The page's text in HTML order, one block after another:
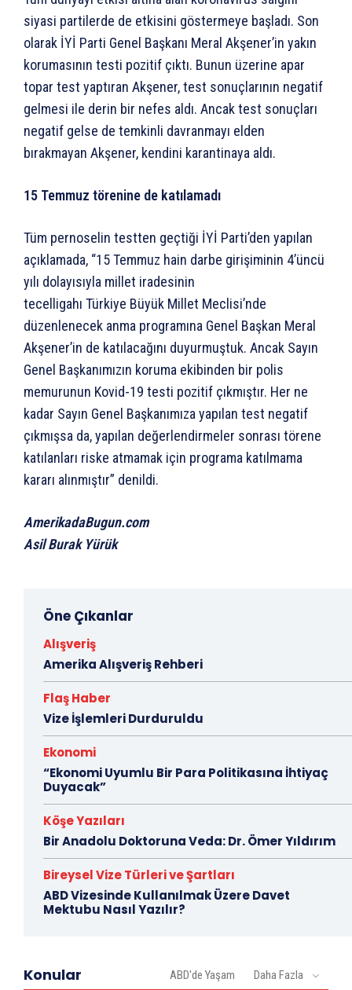
siyasi partilerde de etkisini göstermeye başladı. Son
olarak İYİ Parti Genel Başkanı Meral Akşener’in yakın
korumasının testi pozitif çıktı. Bunun üzerine apar
topar test yaptıran Akşener, test sonuçlarının negatif
gelmesi ile derin bir nefes aldı. Ancak test sonuçları
negatif gelse de temkinli davranmayı elden
bırakmayan Akşener, kendini karantinaya aldı.
15 Temmuz törenine de katılamadı
Tüm pernoselin testten geçtiği İYİ Parti’den yapılan
açıklamada, “15 Temmuz hain darbe girişiminin 4’üncü
yılı dolayısıyla millet iradesinin
tecelligahı Türkiye Büyük Millet Meclisi’nde
düzenlenecek anma programına Genel Başkan Meral
Akşener’in de katılacağını duyurmuştuk. Ancak Sayın
Genel Başkanımızın koruma ekibinden bir polis
memurunun Kovid-19 testi pozitif çıkmıştır. Her ne
kadar Sayın Genel Başkanımıza yapılan test negatif
çıkmışsa da, yapılan değerlendirmeler sonrası törene
katılanları riske atmamak için programa katılmama
kararı alınmıştır” denildi.
AmerikadaBugun.com
Asil Burak Yürük
Öne Çıkanlar
Alışveriş
Amerika Alışveriş Rehberi
Flaş Haber
Vize İşlemleri Durduruldu
Ekonomi
“Ekonomi Uyumlu Bir Para Politikasına İhtiyaç
Duyacak”
Köşe Yazıları
Bir Anadolu Doktoruna Veda: Dr. Ömer Yıldırım
Bireysel Vize Türleri ve Şartları
ABD Vizesinde Kullanılmak Üzere Davet
Mektubu Nasıl Yazılır?
Konular ABD'de Yaşam Daha Fazla